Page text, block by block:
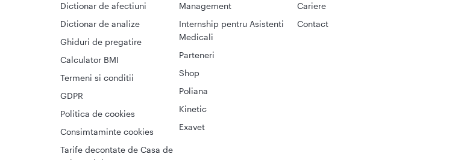
Dictionar de afectiuni
Dictionar de analize
Ghiduri de pregatire
Calculator BMI
Termeni si conditii
GDPR
Politica de cookies
Consimtaminte cookies
Tarife decontate de Casa de
Cariere
Contact
Management
Internship pentru Asistenti
Medicali
Parteneri
Shop
Poliana
Kinetic
Exavet